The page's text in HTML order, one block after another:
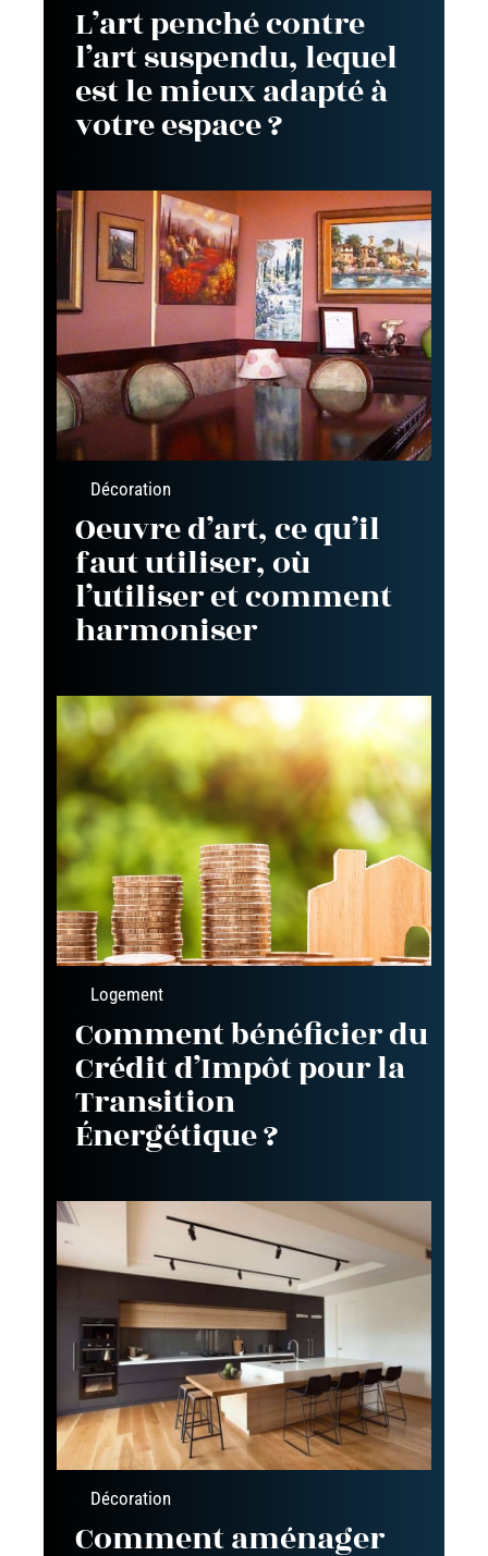
L’art penché contre
l’art suspendu, lequel
est le mieux adapté à
votre espace ?
Décoration
Oeuvre d’art, ce qu’il
faut utiliser, où
l’utiliser et comment
harmoniser
Logement
Comment bénéficier du
Crédit d’Impôt pour la
Transition
Énergétique ?
Décoration
Comment aménager